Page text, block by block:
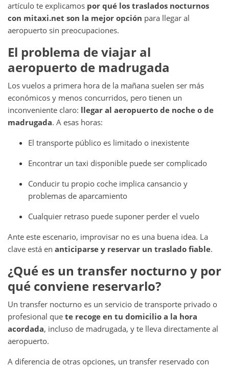
artículo te explicamos por qué los traslados nocturnos
con mitaxi.net son la mejor opción para llegar al
aeropuerto sin preocupaciones.
El problema de viajar al
aeropuerto de madrugada
Los vuelos a primera hora de la mañana suelen ser más
económicos y menos concurridos, pero tienen un
inconveniente claro: llegar al aeropuerto de noche o de
madrugada. A esas horas:
El transporte público es limitado o inexistente
Encontrar un taxi disponible puede ser complicado
Conducir tu propio coche implica cansancio y
problemas de aparcamiento
Cualquier retraso puede suponer perder el vuelo
Ante este escenario, improvisar no es una buena idea. La
clave está en anticiparse y reservar un traslado fiable.
¿Qué es un transfer nocturno y por
qué conviene reservarlo?
Un transfer nocturno es un servicio de transporte privado o
profesional que te recoge en tu domicilio a la hora
acordada, incluso de madrugada, y te lleva directamente al
aeropuerto.
A diferencia de otras opciones, un transfer reservado con